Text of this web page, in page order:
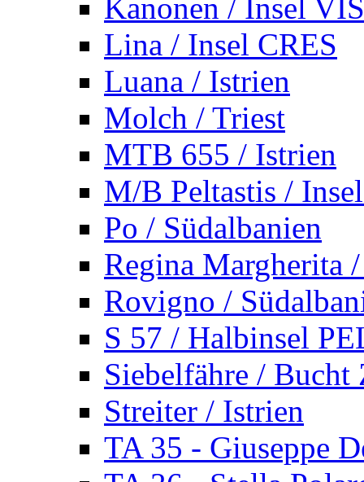
Kanonen / Insel VIS
Lina / Insel CRES
Luana / Istrien
Molch / Triest
MTB 655 / Istrien
M/B Peltastis /
Po / Südalbanien
Regina Margherita
Rovigno /
S 57 / Halbinsel
Siebelfähre / Bucht
Streiter / Istrien
TA 35 - Giuseppe